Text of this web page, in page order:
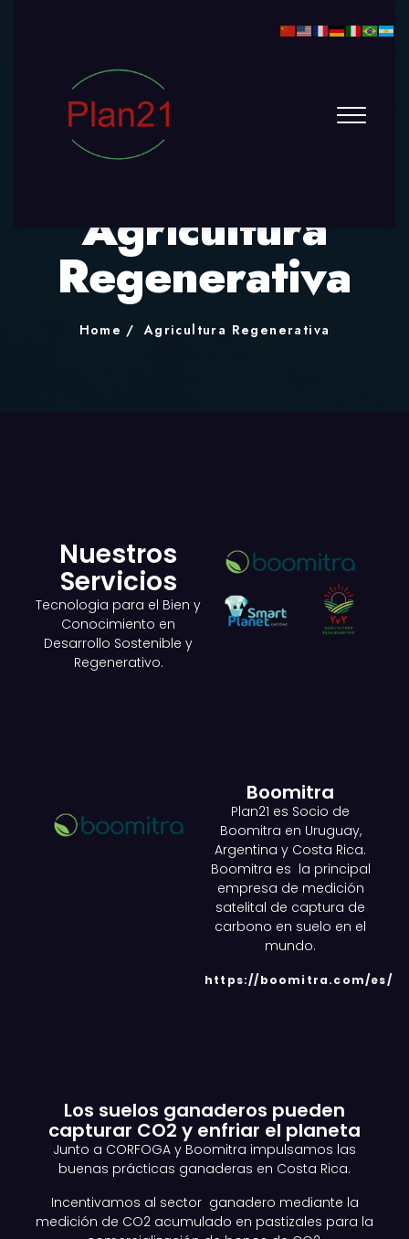
Agricultura
Regenerativa
Home Agricultura Regenerativa
Nuestros
Servicios
Tecnologia para el Bien y
Conocimiento en
Desarrollo Sostenible y
Regenerativo.
Boomitra
Plan21 es Socio de
Boomitra en Uruguay,
Argentina y Costa Rica.
Boomitra es la principal
empresa de medición
satelital de captura de
carbono en suelo en el
mundo.
https://boomitra.com/es/
Los suelos ganaderos pueden
capturar CO2 y enfriar el planeta
Junto a CORFOGA y Boomitra impulsamos las
buenas prácticas ganaderas en Costa Rica.
Incentivamos al sector ganadero mediante la
medición de CO2 acumulado en pastizales para la